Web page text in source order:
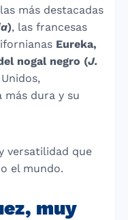
más destacadas
), las francesas
Eureka,
nogal negro (J.
más dura y su
versatilidad que
el mundo.
muy